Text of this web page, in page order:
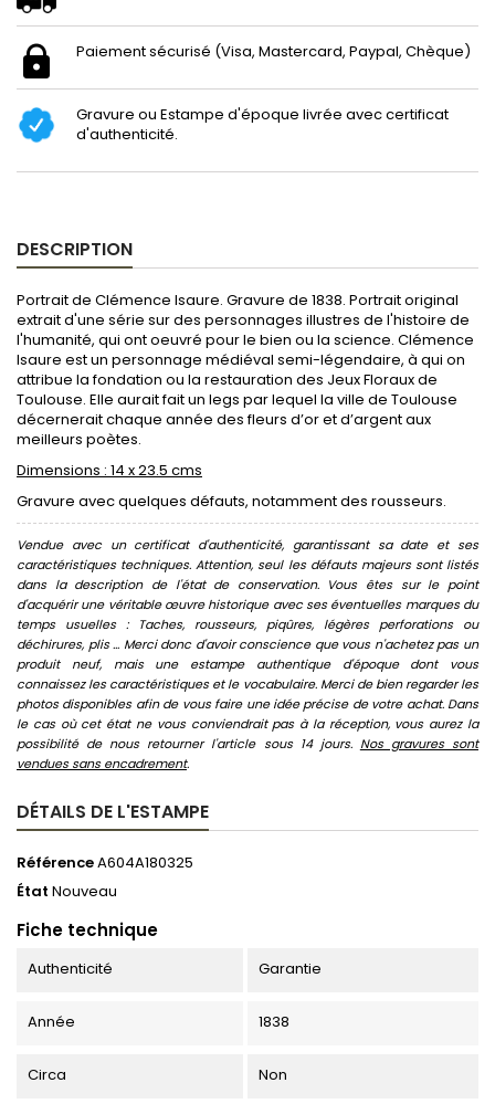
Paiement sécurisé (Visa, Mastercard, Paypal, Chèque)
Gravure ou Estampe d'époque livrée avec certificat
d'authenticité.
DESCRIPTION
Portrait de Clémence Isaure. Gravure de 1838. Portrait original
extrait d'une série sur des personnages illustres de l'histoire de
l'humanité, qui ont oeuvré pour le bien ou la science. Clémence
Isaure est un personnage médiéval semi-légendaire, à qui on
attribue la fondation ou la restauration des Jeux Floraux de
Toulouse. Elle aurait fait un legs par lequel la ville de Toulouse
décernerait chaque année des fleurs d’or et d’argent aux
meilleurs poètes.
Dimensions : 14 x 23.5 cms
Gravure avec quelques défauts, notamment des rousseurs.
Vendue avec un certificat d'authenticité, garantissant sa date et ses
caractéristiques techniques. Attention, seul les défauts majeurs sont listés
dans la description de l'état de conservation. Vous êtes sur le point
d'acquérir une véritable œuvre historique avec ses éventuelles marques du
temps usuelles : Taches, rousseurs, piqûres, légères perforations ou
déchirures, plis ... Merci donc d'avoir conscience que vous n'achetez pas un
produit neuf, mais une estampe authentique d'époque dont vous
connaissez les caractéristiques et le vocabulaire. Merci de bien regarder les
photos disponibles afin de vous faire une idée précise de votre achat. Dans
le cas où cet état ne vous conviendrait pas à la réception, vous aurez la
possibilité de nous retourner l'article sous 14 jours. Nos gravures sont
vendues sans encadrement.
DÉTAILS DE L'ESTAMPE
RéférenceA604A180325
État Nouveau
Fiche technique
Authenticité Garantie
Année 1838
Circa Non